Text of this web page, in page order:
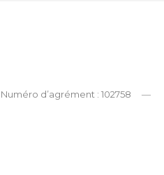
Numéro d’agrément : 102758